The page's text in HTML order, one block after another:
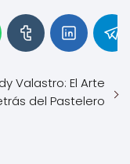
Valastro: El Arte
del Pastelero